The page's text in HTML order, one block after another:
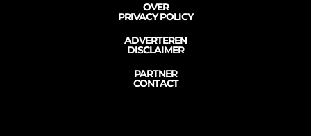
OVER
PRIVACY POLICY
ADVERTEREN
DISCLAIMER
PARTNER
CONTACT